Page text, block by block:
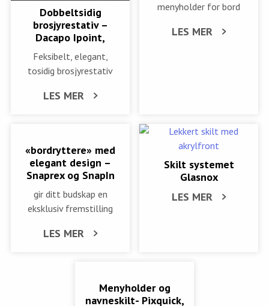
Dobbeltsidig
brosjyrestativ –
Dacapo Ipoint,
Feksibelt, elegant,
tosidig brosjyrestativ
LES MER
menyholder for bord
LES MER
«bordryttere» med
elegant design –
Snaprex og SnapIn
gir ditt budskap en
eksklusiv fremstilling
LES MER
Skilt systemet
Glasnox
LES MER
Menyholder og
navneskilt- Pixquick,